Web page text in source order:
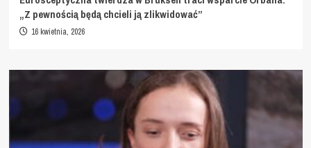
„Z pewnością będą chcieli ją zlikwidować”
16 kwietnia, 2026